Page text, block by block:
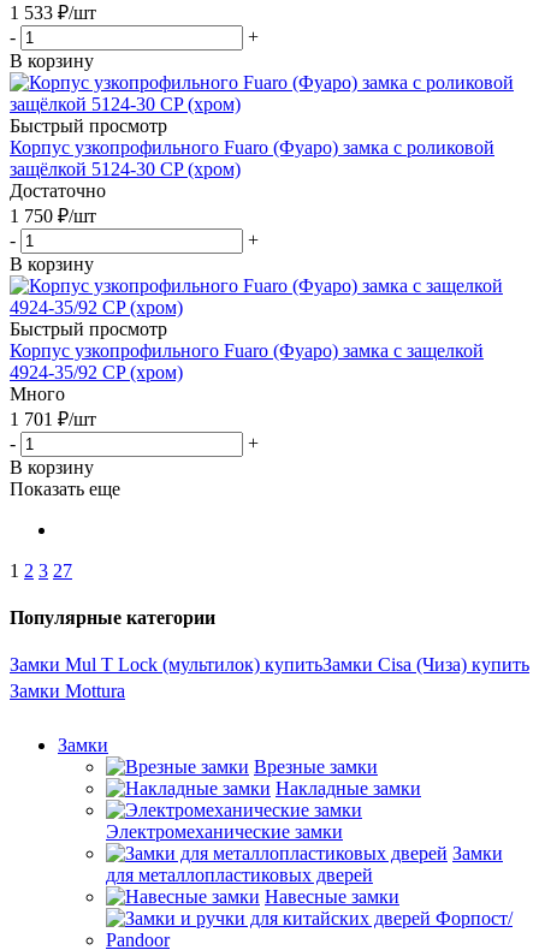
1 533 ₽/шт
-
+
В корзину
Быстрый просмотр
Корпус узкопрофильного Fuaro (Фуаро) замка с роликовой
защёлкой 5124-30 CP (хром)
Достаточно
1 750 ₽/шт
-
+
В корзину
Быстрый просмотр
Корпус узкопрофильного Fuaro (Фуаро) замка с защелкой
4924-35/92 CP (хром)
Много
1 701 ₽/шт
-
+
В корзину
Показать еще
1 2 3 27
Популярные категории
Замки Mul T Lock (мультилок) купитьЗамки Cisa (Чиза) купить
Замки Mottura
Замки
Врезные замки
Накладные замки
Электромеханические замки
Замки
для металлопластиковых дверей
Навесные замки